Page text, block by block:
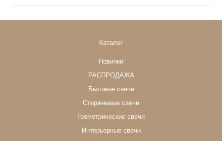
Каталог
Новинки
РАСПРОДАЖА
Бытовые свечи
Стержневые свечи
Геометрические свечи
Интерьерные свечи